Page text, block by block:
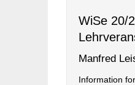
WiSe 20/
Manfred
Information